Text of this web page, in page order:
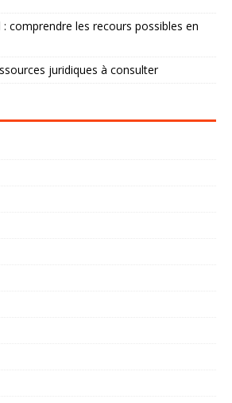
comprendre les recours possibles en
juridiques à consulter